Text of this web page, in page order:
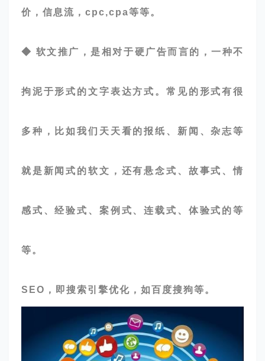
价，信息流，cpc,cpa等等。
◆ 软文推广，是相对于硬广告而言的，一种不
拘泥于形式的文字表达方式。常见的形式有很
多种，比如我们天天看的报纸、新闻、杂志等
就是新闻式的软文，还有悬念式、故事式、情
感式、经验式、案例式、连载式、体验式的等
等。
SEO，即搜索引擎优化，如百度搜狗等。